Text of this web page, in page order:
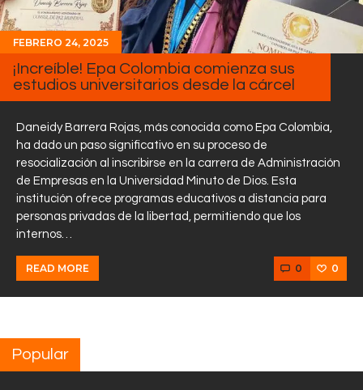
Noticias
Equipo
Sobre Nosotros
Contactos
FEBRERO 24, 2025
¡Increíble! Epa Colombia comienza sus
estudios universitarios desde la cárcel
Daneidy Barrera Rojas, más conocida como Epa Colombia,
ha dado un paso significativo en su proceso de
resocialización al inscribirse en la carrera de Administración
de Empresas en la Universidad Minuto de Dios. Esta
institución ofrece programas educativos a distancia para
personas privadas de la libertad, permitiendo que los
internos…
READ MORE 0 0
Popular